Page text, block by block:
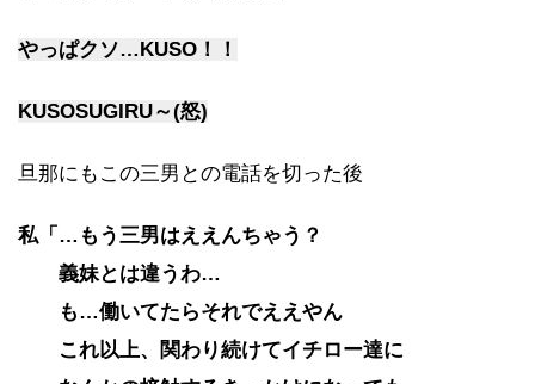
やっぱクソ…KUSO！！
KUSOSUGIRU～(怒)
旦那にもこの三男との電話を切った後
私「…もう三男はええんちゃう？
義妹とは違うわ…
も…働いてたらそれでええやん
これ以上、関わり続けてイチロー達に